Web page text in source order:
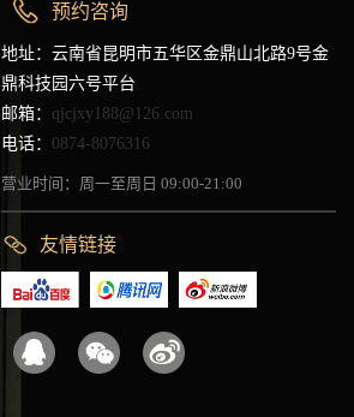
预约咨询
地址：云南省昆明市五华区金鼎山北路9号金
鼎科技园六号平台
邮箱： qjcjxy188@126.com
电话： 0874-8076316
营业时间：周一至周日 09:00-21:00
友情链接